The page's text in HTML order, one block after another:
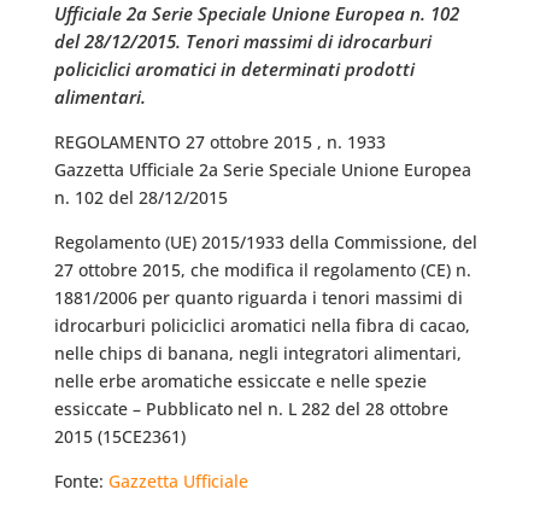
Ufficiale 2a Serie Speciale Unione Europea n. 102
del 28/12/2015. Tenori massimi di idrocarburi
policiclici aromatici in determinati prodotti
alimentari.
REGOLAMENTO 27 ottobre 2015 , n. 1933
Gazzetta Ufficiale 2a Serie Speciale Unione Europea
n. 102 del 28/12/2015
Regolamento (UE) 2015/1933 della Commissione, del
27 ottobre 2015, che modifica il regolamento (CE) n.
1881/2006 per quanto riguarda i tenori massimi di
idrocarburi policiclici aromatici nella fibra di cacao,
nelle chips di banana, negli integratori alimentari,
nelle erbe aromatiche essiccate e nelle spezie
essiccate – Pubblicato nel n. L 282 del 28 ottobre
2015 (15CE2361)
Fonte: Gazzetta Ufficiale